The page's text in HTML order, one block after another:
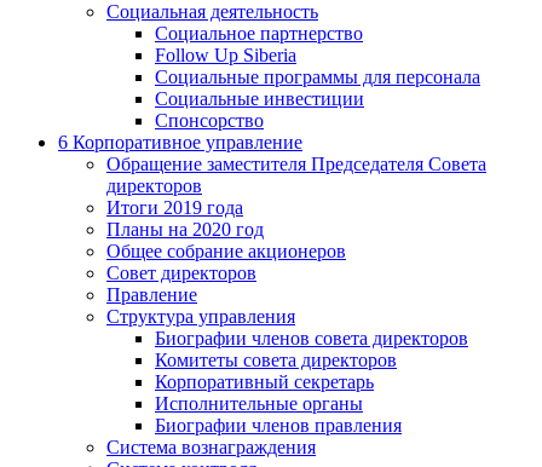
Социальная деятельность
Социальное партнерство
Follow Up Siberia
Социальные программы для персонала
Социальные инвестиции
Спонсорство
6 Корпоративное управление
Обращение заместителя Председателя Совета
директоров
Итоги 2019 года
Планы на 2020 год
Общее собрание акционеров
Совет директоров
Правление
Структура управления
Биографии членов совета директоров
Комитеты совета директоров
Корпоративный секретарь
Исполнительные органы
Биографии членов правления
Система вознаграждения